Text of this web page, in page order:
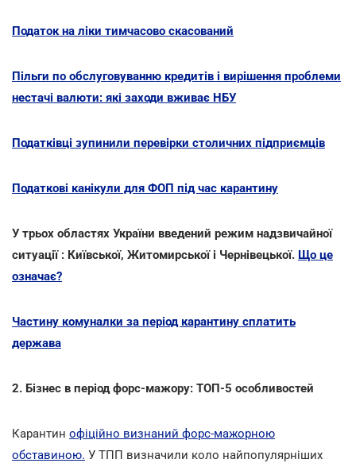
Податок на ліки тимчасово скасований
Пільги по обслуговуванню кредитів і вирішення проблеми
нестачі валюти: які заходи вживає НБУ
Податківці зупинили перевірки столичних підприємців
Податкові канікули для ФОП під час карантину
У трьох областях України введений режим надзвичайної
ситуації : Київської, Житомирської і Чернівецької. Що це
означає?
Частину комуналки за період карантину сплатить
держава
2. Бізнес в період форс-мажору: ТОП-5 особливостей
Карантин офіційно визнаний форс-мажорною
обставиною. У ТПП визначили коло найпопулярніших